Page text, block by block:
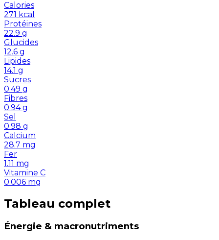
Calories
271 kcal
Protéines
22.9 g
Glucides
12.6 g
Lipides
14.1 g
Sucres
0.49 g
Fibres
0.94 g
Sel
0.98 g
Calcium
28.7 mg
Fer
1.11 mg
Vitamine C
0.006 mg
Tableau complet
Énergie & macronutriments